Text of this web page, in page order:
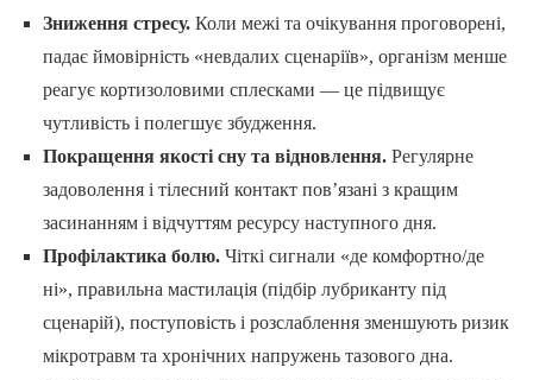
Зниження стресу.Коли межі та очікування проговорені,
падає ймовірність «невдалих сценаріїв», організм менше
реагує кортизоловими сплесками — це підвищує
чутливість і полегшує збудження.
Покращення якості сну та відновлення.Регулярне
задоволення і тілесний контакт пов’язані з кращим
засинанням і відчуттям ресурсу наступного дня.
Профілактика болю.Чіткі сигнали «де комфортно/де
ні», правильна мастилація (підбір лубриканту під
сценарій), поступовість і розслаблення зменшують ризик
мікротравм та хронічних напружень тазового дна.